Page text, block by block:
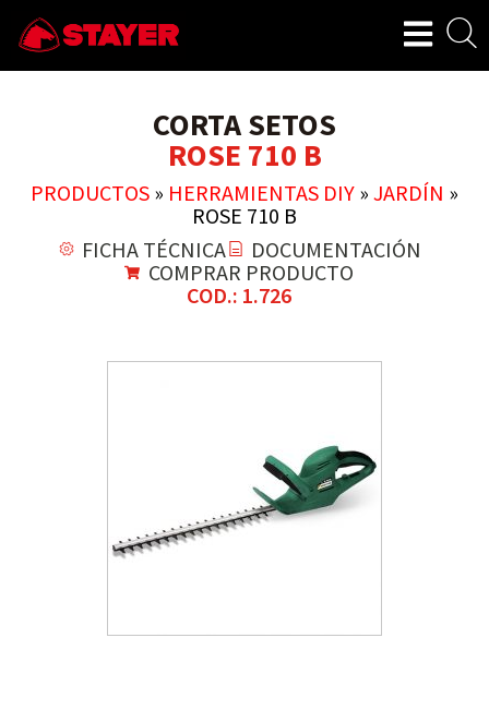
CORTA SETOS
ROSE 710 B
PRODUCTOS » HERRAMIENTAS DIY » JARDÍN »
ROSE 710 B
FICHA TÉCNICA
DOCUMENTACIÓN
COMPRAR PRODUCTO
COD.: 1.726